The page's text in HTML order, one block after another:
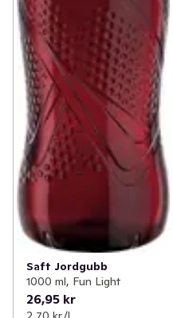
Saft Jordgubb
1000 ml, Fun Light
26,95 kr